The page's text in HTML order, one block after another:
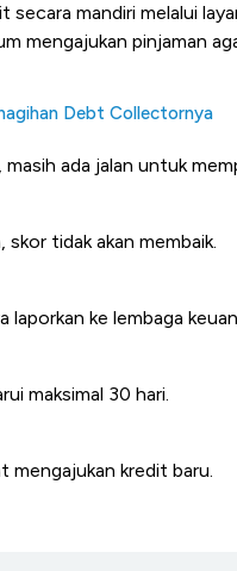
secara mandiri melalui
mengajukan pinjaman
Debt Collectornya
ada jalan untuk
skor tidak akan membaik.
laporkan ke lembaga
maksimal 30 hari.
mengajukan kredit baru.
Kongo
Tembaga